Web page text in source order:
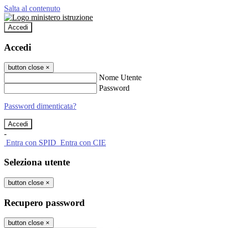
Salta al contenuto
Accedi
Accedi
button close ×
Nome Utente
Password
Password dimenticata?
-
Entra con SPID Entra con CIE
Seleziona utente
button close ×
Recupero password
button close ×